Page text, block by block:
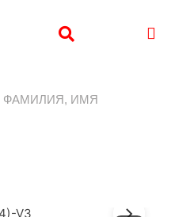
ФАМИЛИЯ, ИМЯ